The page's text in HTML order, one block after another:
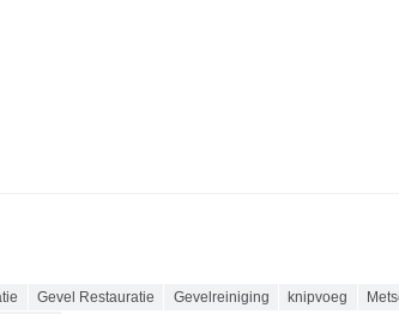
Gevel Restauratie Gevelreiniging knipvoeg